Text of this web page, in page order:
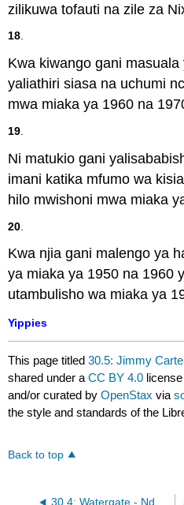
zilikuwa tofauti na zile za
18.
Kwa kiwango gani
yaliathiri siasa na uchumi
mwa miaka ya 1960 na
19
Ni matukio gani
imani katika mfumo wa
hilo mwishoni mwa miaka
20
Kwa njia gani malengo ya
ya miaka ya 1950 na 1960
utambulisho wa miaka ya
Yippies
This page titled30.5: Jimmy
shared under aCC BY 4.0
and/or curated byOpenStax via
the style and standards of the
Back to top